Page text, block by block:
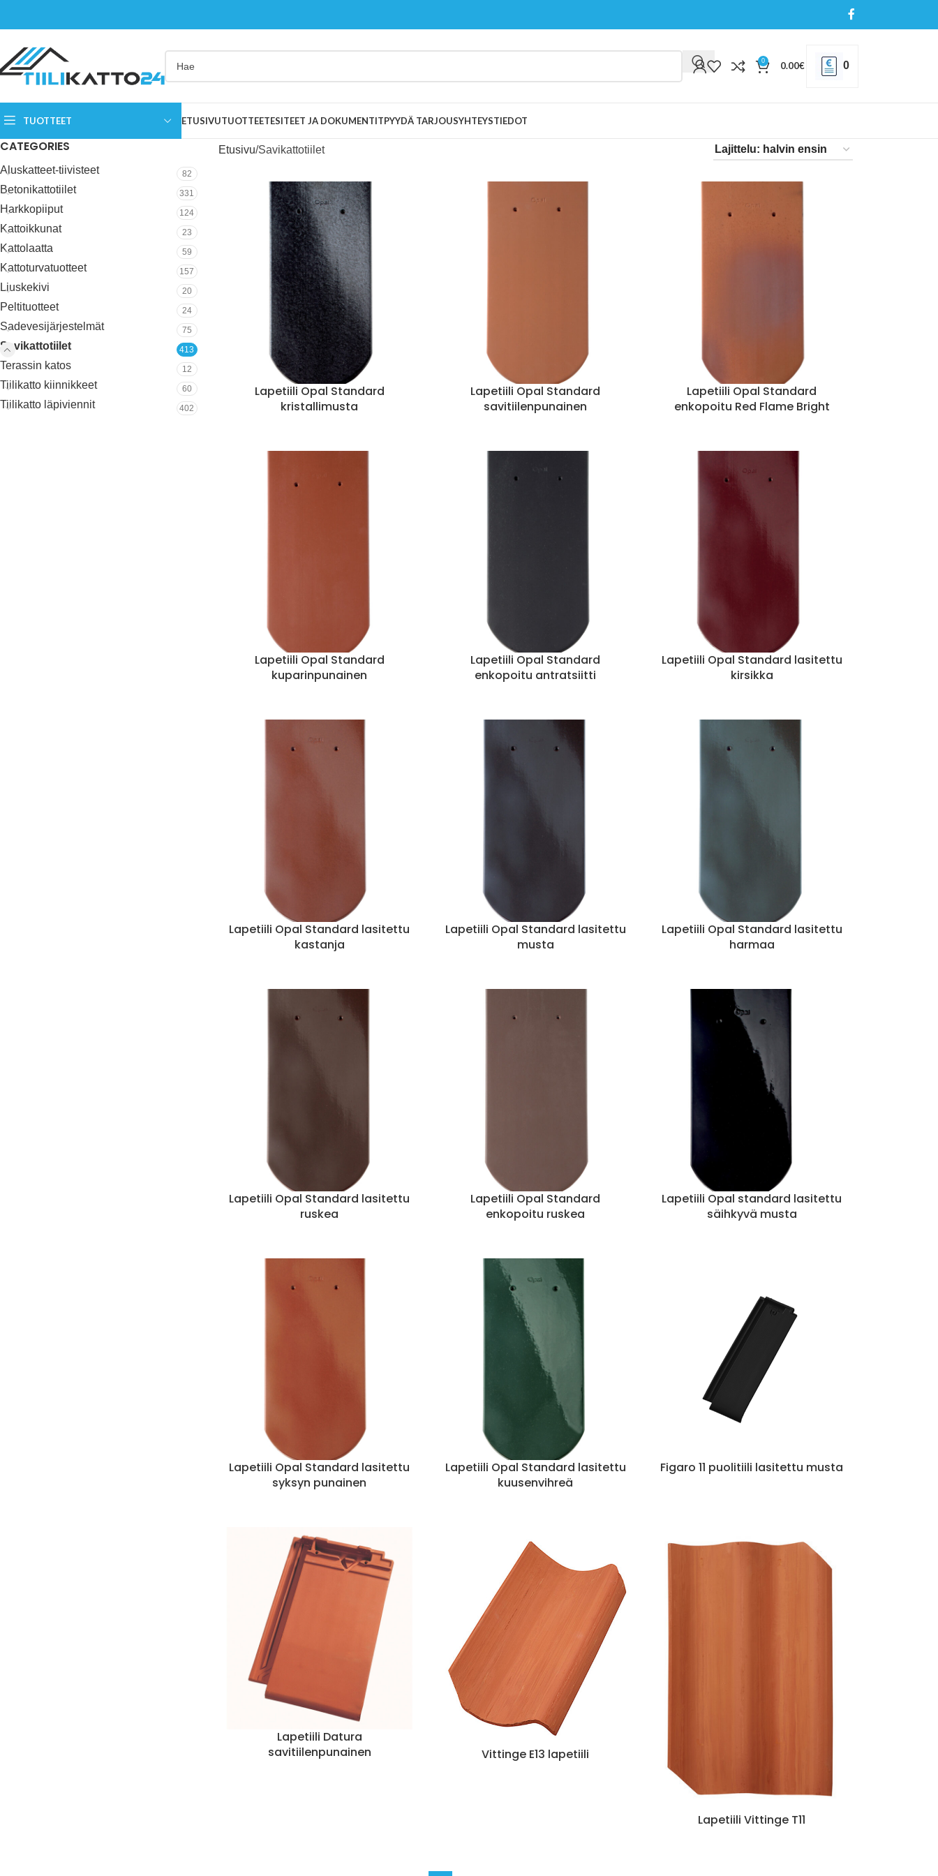
0 0.00€ 0
TUOTTEET ETUSIVUTUOTTEETESITEET JA DOKUMENTITPYYDÄ TARJOUSYHTEYSTIEDOT
CATEGORIES
Aluskatteet-tiivisteet 82
Betonikattotiilet 331
Harkkopiiput 124
Kattoikkunat 23
Kattolaatta 59
Kattoturvatuotteet 157
Liuskekivi 20
Peltituotteet 24
Sadevesijärjestelmät 75
Savikattotiilet 413
Terassin katos 12
Tiilikatto kiinnikkeet 60
Tiilikatto läpiviennit 402
Etusivu Savikattotiilet
Lapetiili Opal Standard
kristallimusta
Lapetiili Opal Standard
savitiilenpunainen
Lapetiili Opal Standard
enkopoitu Red Flame Bright
Lapetiili Opal Standard
kuparinpunainen
Lapetiili Opal Standard
enkopoitu antratsiitti
Lapetiili Opal Standard lasitettu
kirsikka
Lapetiili Opal Standard lasitettu
kastanja
Lapetiili Opal Standard lasitettu
musta
Lapetiili Opal Standard lasitettu
harmaa
Lapetiili Opal Standard lasitettu
ruskea
Lapetiili Opal Standard
enkopoitu ruskea
Lapetiili Opal standard lasitettu
säihkyvä musta
Lapetiili Opal Standard lasitettu
syksyn punainen
Lapetiili Opal Standard lasitettu
kuusenvihreä
Figaro 11 puolitiili lasitettu musta
Lapetiili Datura
savitiilenpunainen
Vittinge E13 lapetiili
Lapetiili Vittinge T11